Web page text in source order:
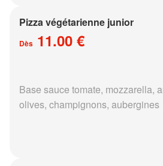
Pizza végétarienne junior
Dès 11.00 €
Base sauce tomate, mozzarella,
olives, champignons, aubergines